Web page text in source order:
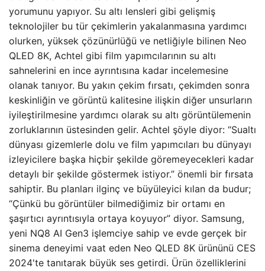
yorumunu yapıyor. Su altı lensleri gibi gelişmiş
teknolojiler bu tür çekimlerin yakalanmasına yardımcı
olurken, yüksek çözünürlüğü ve netliğiyle bilinen Neo
QLED 8K, Achtel gibi film yapımcılarının su altı
sahnelerini en ince ayrıntısına kadar incelemesine
olanak tanıyor. Bu yakın çekim fırsatı, çekimden sonra
keskinliğin ve görüntü kalitesine ilişkin diğer unsurların
iyileştirilmesine yardımcı olarak su altı görüntülemenin
zorluklarının üstesinden gelir. Achtel şöyle diyor: “Sualtı
dünyası gizemlerle dolu ve film yapımcıları bu dünyayı
izleyicilere başka hiçbir şekilde göremeyecekleri kadar
detaylı bir şekilde göstermek istiyor.” önemli bir fırsata
sahiptir. Bu planları ilginç ve büyüleyici kılan da budur;
“Çünkü bu görüntüler bilmediğimiz bir ortamı en
şaşırtıcı ayrıntısıyla ortaya koyuyor” diyor. Samsung,
yeni NQ8 AI Gen3 işlemciye sahip ve evde gerçek bir
sinema deneyimi vaat eden Neo QLED 8K ürününü CES
2024'te tanıtarak büyük ses getirdi. Ürün özelliklerini